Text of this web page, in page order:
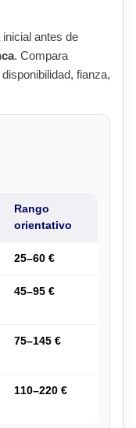
antes de
. Compara
fianza,
Rango
orientativo
25–60 €
45–95 €
75–145 €
110–220 €